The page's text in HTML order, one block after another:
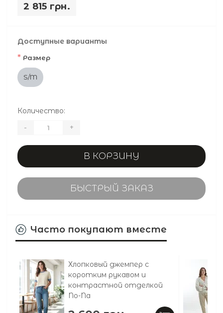
2 815 грн.
Доступные варианты
* Размер
S/M
Количество:
- +
В КОРЗИНУ
БЫСТРЫЙ ЗАКАЗ
Часто покупают вместе
Хлопковый джемпер с
коротким рукавом и
контрастной отделкой
No-Na